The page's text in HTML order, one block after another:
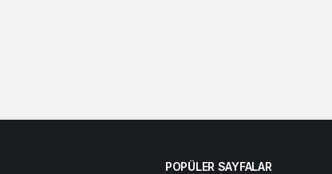
POPÜLER SAYFALAR